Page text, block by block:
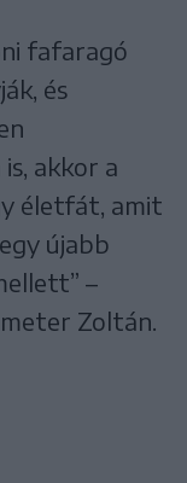
fafaragó
és
akkor a
életfát, amit
újabb
–
Zoltán.